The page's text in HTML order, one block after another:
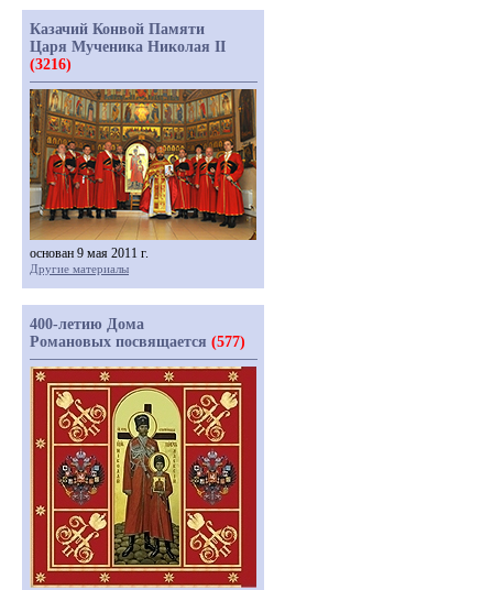
Казачий Конвой Памяти
Царя Мученика Николая II
(3216)
основан 9 мая 2011 г.
Другие материалы
400-летию Дома
Романовых посвящается (577)